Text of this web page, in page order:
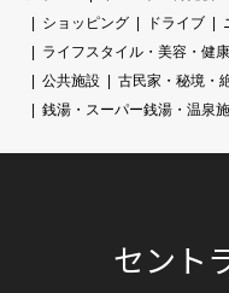
ショッピング
ドライブ
ライフスタイル・美容・健康
公共施設
古民家・秘境・
銭湯・スーパー銭湯・温泉
セント